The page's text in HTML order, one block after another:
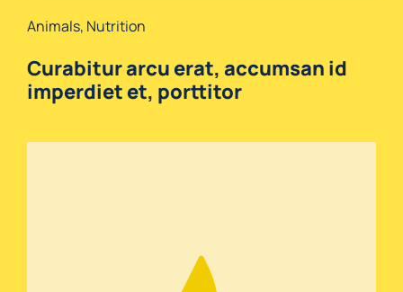
Animals, Nutrition
Curabitur arcu erat, accumsan id
imperdiet et, porttitor